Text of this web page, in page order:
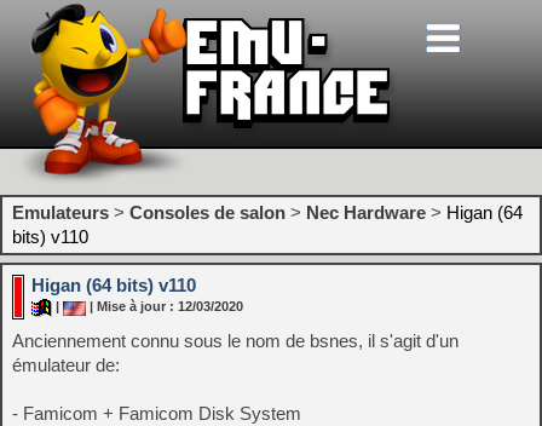
Emulateurs > Consoles de salon > Nec Hardware > Higan (64
bits) v110
Higan (64 bits) v110
| Mise à jour : 12/03/2020
Anciennement connu sous le nom de bsnes, il s'agit d'un
émulateur de:
- Famicom + Famicom Disk System